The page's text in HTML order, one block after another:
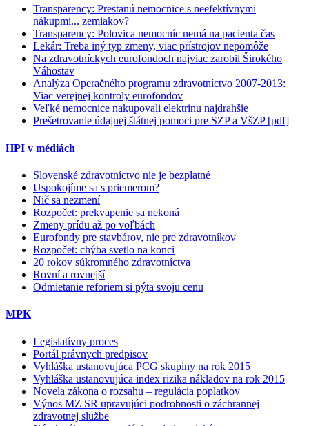
Transparency: Prestanú nemocnice s neefektívnymi
nákupmi... zemiakov?
Transparency: Polovica nemocníc nemá na pacienta čas
Lekár: Treba iný typ zmeny, viac prístrojov nepomôže
Na zdravotníckych eurofondoch najviac zarobil Širokého
Váhostav
Analýza Operačného programu zdravotníctvo 2007-2013:
Viac verejnej kontroly eurofondov
Veľké nemocnice nakupovali elektrinu najdrahšie
Prešetrovanie údajnej štátnej pomoci pre SZP a VšZP [pdf]
HPI v médiách
Slovenské zdravotníctvo nie je bezplatné
Uspokojíme sa s priemerom?
Nič sa nezmení
Rozpočet: prekvapenie sa nekoná
Zmeny prídu až po voľbách
Eurofondy pre stavbárov, nie pre zdravotníkov
Rozpočet: chýba svetlo na konci
20 rokov súkromného zdravotníctva
Rovní a rovnejší
Odmietanie reforiem si pýta svoju cenu
MPK
Legislatívny proces
Portál právnych predpisov
Vyhláška ustanovujúca PCG skupiny na rok 2015
Vyhláška ustanovujúca index rizika nákladov na rok 2015
Novela zákona o rozsahu – regulácia poplatkov
Výnos MZ SR upravujúci podrobnosti o záchrannej
zdravotnej službe